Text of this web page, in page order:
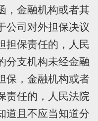
，金融机构或者其
公司对外担保决议
担保责任的，人民
分支机构未经金融
保，金融机构或者
责任的，人民法院
道且不应当知道分